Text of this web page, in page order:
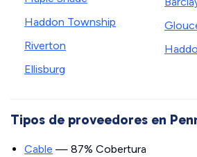
Haddon Township
Riverton
Ellisburg
Tipos de proveedores en
Cable — 87% Cobertura